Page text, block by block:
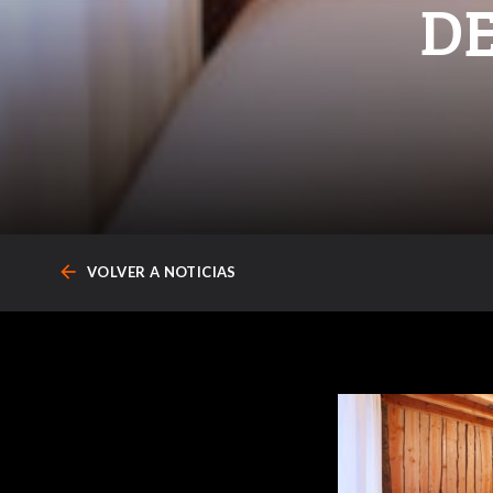
arrow_back VOLVER A NOTICIAS